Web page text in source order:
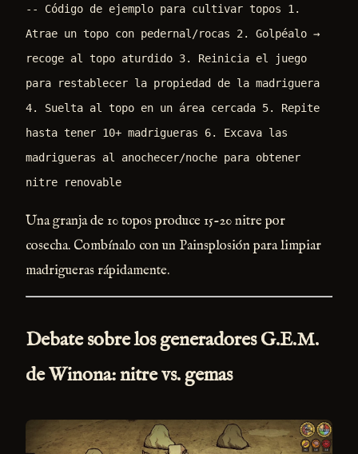
-- Código de ejemplo para cultivar topos 1.
Atrae un topo con pedernal/rocas 2. Golpéalo →
recoge al topo aturdido 3. Reinicia el juego
para restablecer la propiedad de la madriguera
4. Suelta al topo en un área cercada 5. Repite
hasta tener 10+ madrigueras 6. Excava las
madrigueras al anochecer/noche para obtener
nitre renovable
Una granja de 10 topos produce 15-20 nitre por
cosecha. Combínalo con un Painsplosión para limpiar
madrigueras rápidamente.
Debate sobre los generadores G.E.M.
de Winona: nitre vs. gemas